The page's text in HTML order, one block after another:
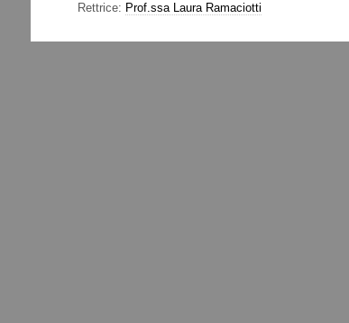
Rettrice: Prof.ssa Laura Ramaciotti